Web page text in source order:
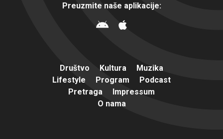
Preuzmite naše aplikacije:
Društvo Kultura
Muzika
Lifestyle
Program
Podcast
Pretraga
Impressum
O nama